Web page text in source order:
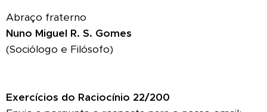
Abraço fraterno
Nuno Miguel R. S. Gomes
(Sociólogo e Filósofo)
Exercícios do Raciocínio 22/200